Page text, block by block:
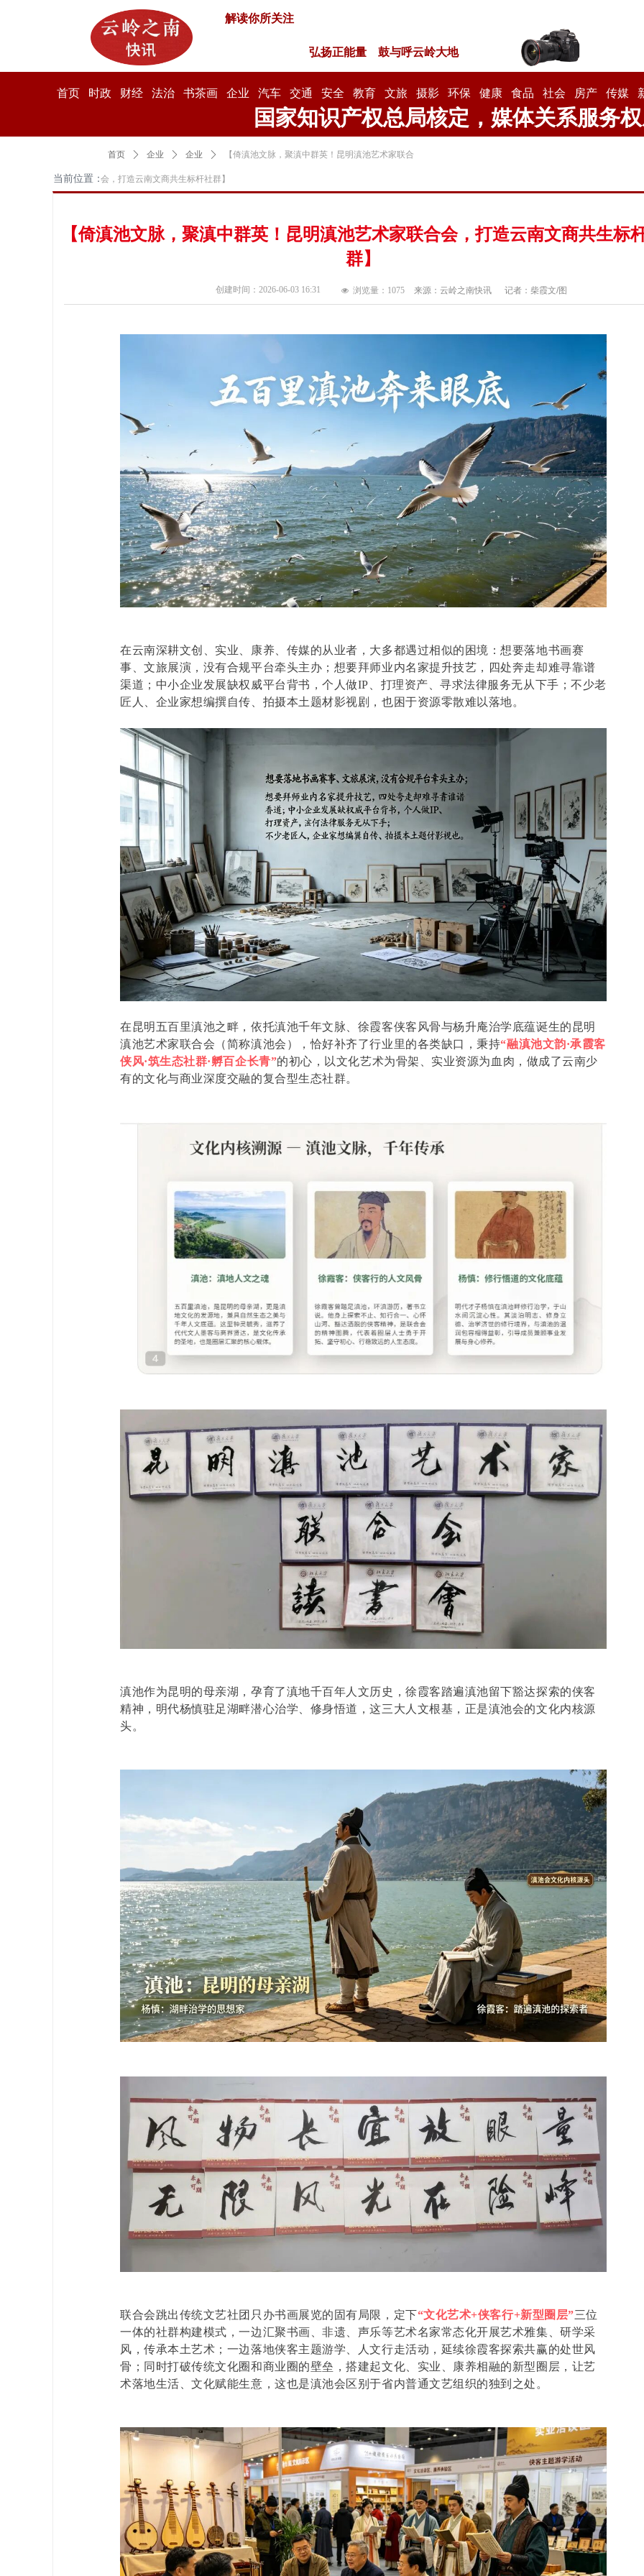
首页 时政 财经 法治 书茶画 企业 汽车 交通 安全 教育 文旅 摄影 环保 健康 食品 社会 房产 传媒
国家知识产权总局核定，媒体关系服务
解读你所关注
弘扬正能量 鼓与呼云岭大地
【倚滇池文脉，聚滇中群英！昆明滇池艺术家联合会，打造云南文商共生标
群】
在云南深耕文创、实业、康养、传媒的从业者，大多都遇过相似的困境：想要落地书画赛
事、文旅展演，没有合规平台牵头主办；想要拜师业内名家提升技艺，四处奔走却难寻靠谱
渠道；中小企业发展缺权威平台背书，个人做IP、打理资产、寻求法律服务无从下手；不少老
匠人、企业家想编撰自传、拍摄本土题材影视剧，也困于资源零散难以落地。
在昆明五百里滇池之畔，依托滇池千年文脉、徐霞客侠客风骨与杨升庵治学底蕴诞生的昆明
滇池艺术家联合会（简称滇池会），恰好补齐了行业里的各类缺口，秉持“融滇池文韵·承霞客
侠风·筑生态社群·孵百企长青”的初心，以文化艺术为骨架、实业资源为血肉，做成了云南少
有的文化与商业深度交融的复合型生态社群。
滇池作为昆明的母亲湖，孕育了滇地千百年人文历史，徐霞客踏遍滇池留下豁达探索的侠客
精神，明代杨慎驻足湖畔潜心治学、修身悟道，这三大人文根基，正是滇池会的文化内核源
头。
联合会跳出传统文艺社团只办书画展览的固有局限，定下“文化艺术+侠客行+新型圈层”三位
一体的社群构建模式，一边汇聚书画、非遗、声乐等艺术名家常态化开展艺术雅集、研学采
风，传承本土艺术；一边落地侠客主题游学、人文行走活动，延续徐霞客探索共赢的处世风
骨；同时打破传统文化圈和商业圈的壁垒，搭建起文化、实业、康养相融的新型圈层，让艺
术落地生活、文化赋能生意，这也是滇池会区别于省内普通文艺组织的独到之处。
创建时间： 2026-06-03 16:31 넶 浏览量：1075 来源：云岭之南快讯 记者：柴霞文/图
当前位置：
首页 ꄲ 企业 ꄲ 企业 ꄲ 【倚滇池文脉，聚滇中群英！昆明滇池艺术家联合
会，打造云南文商共生标杆社群】